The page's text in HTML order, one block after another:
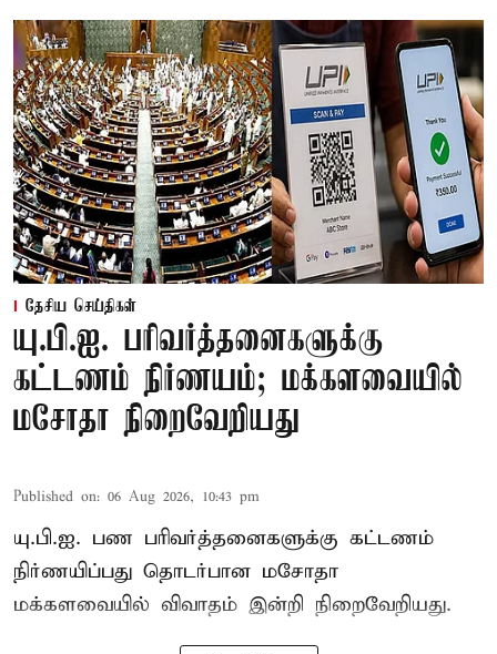
தேசிய செய்திகள்
யு.பி.ஐ. பரிவர்த்தனைகளுக்கு
கட்டணம் நிர்ணயம்; மக்களவையில்
மசோதா நிறைவேறியது
Published on: 06 Aug 2026, 10:43 pm
யு.பி.ஐ. பண பரிவர்த்தனைகளுக்கு கட்டணம்
நிர்ணயிப்பது தொடர்பான மசோதா
மக்களவையில் விவாதம் இன்றி நிறைவேறியது.